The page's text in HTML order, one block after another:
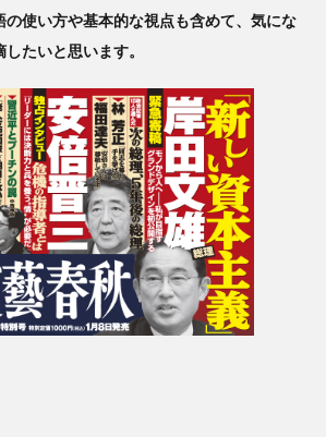
の使い方や基本的な視点も含めて、気にな
たいと思います。